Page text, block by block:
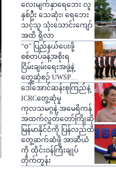
ပြော
လေးမျက်နှာရေဘေး လူ
နှစ်ဦး သေဆုံး၊ ရေဘေး
သင့်သူ သုံးသောင်းကျော်
အထိ ရှိလာ
“ဝ” ပြည်နယ်ပေးဖို့
စစ်တပ်ခန့်အစိုးရ
ငြိမ်းချမ်းရေးအဖွဲ့နဲ့
တွေ့ဆုံစဉ် UWSP
တောင်းဆို
ဒေါ်အောင်ဆန်းစုကြည်နဲ့
ICRCတွေ့ဆုံမှု
ကုလသမဂ္ဂနဲ့ အမေရိကန်
အထက်လွှတ်တော်ကြိုဆို
မြန်မာနိုင်ငံကို ပြန်လည်ထိ
တွေ့ဆက်ဆံဖို့ အာဆီယံ
ကို ထိုင်းဝန်ကြီးချုပ်
တိုက်တွန်း